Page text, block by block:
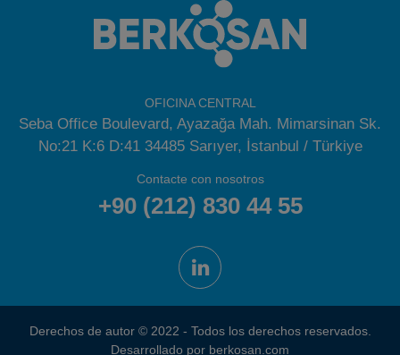
OFICINA CENTRAL
Seba Office Boulevard, Ayazağa Mah. Mimarsinan Sk.
No:21 K:6 D:41 34485 Sarıyer, İstanbul / Türkiye
Contacte con nosotros
+90 (212) 830 44 55
Derechos de autor © 2022 - Todos los derechos reservados.
Desarrollado por berkosan.com